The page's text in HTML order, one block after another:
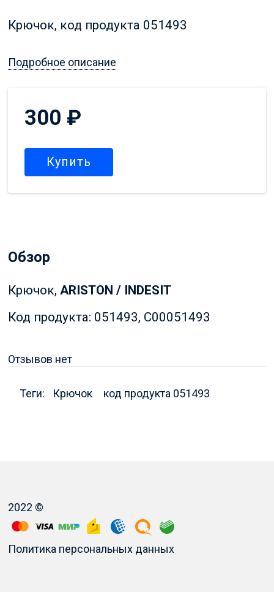
Крючок, код продукта 051493
Подробное описание
300 ₽
Купить
Обзор
Крючок, ARISTON / INDESIT
Код продукта: 051493, C00051493
Отзывов нет
Теги: Крючок код продукта 051493
2022 ©
Политика персональных данных